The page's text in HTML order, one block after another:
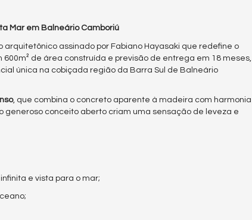
Mar em Balneário Camboriú
arquitetônico assinado por Fabiano Hayasaki que redefine o
de área construída e previsão de entrega em 18 meses,
única na cobiçada região da Barra Sul de Balneário
, que combina o concreto aparente à madeira com harmonia
generoso conceito aberto criam uma sensação de leveza e
e vista para o mar;